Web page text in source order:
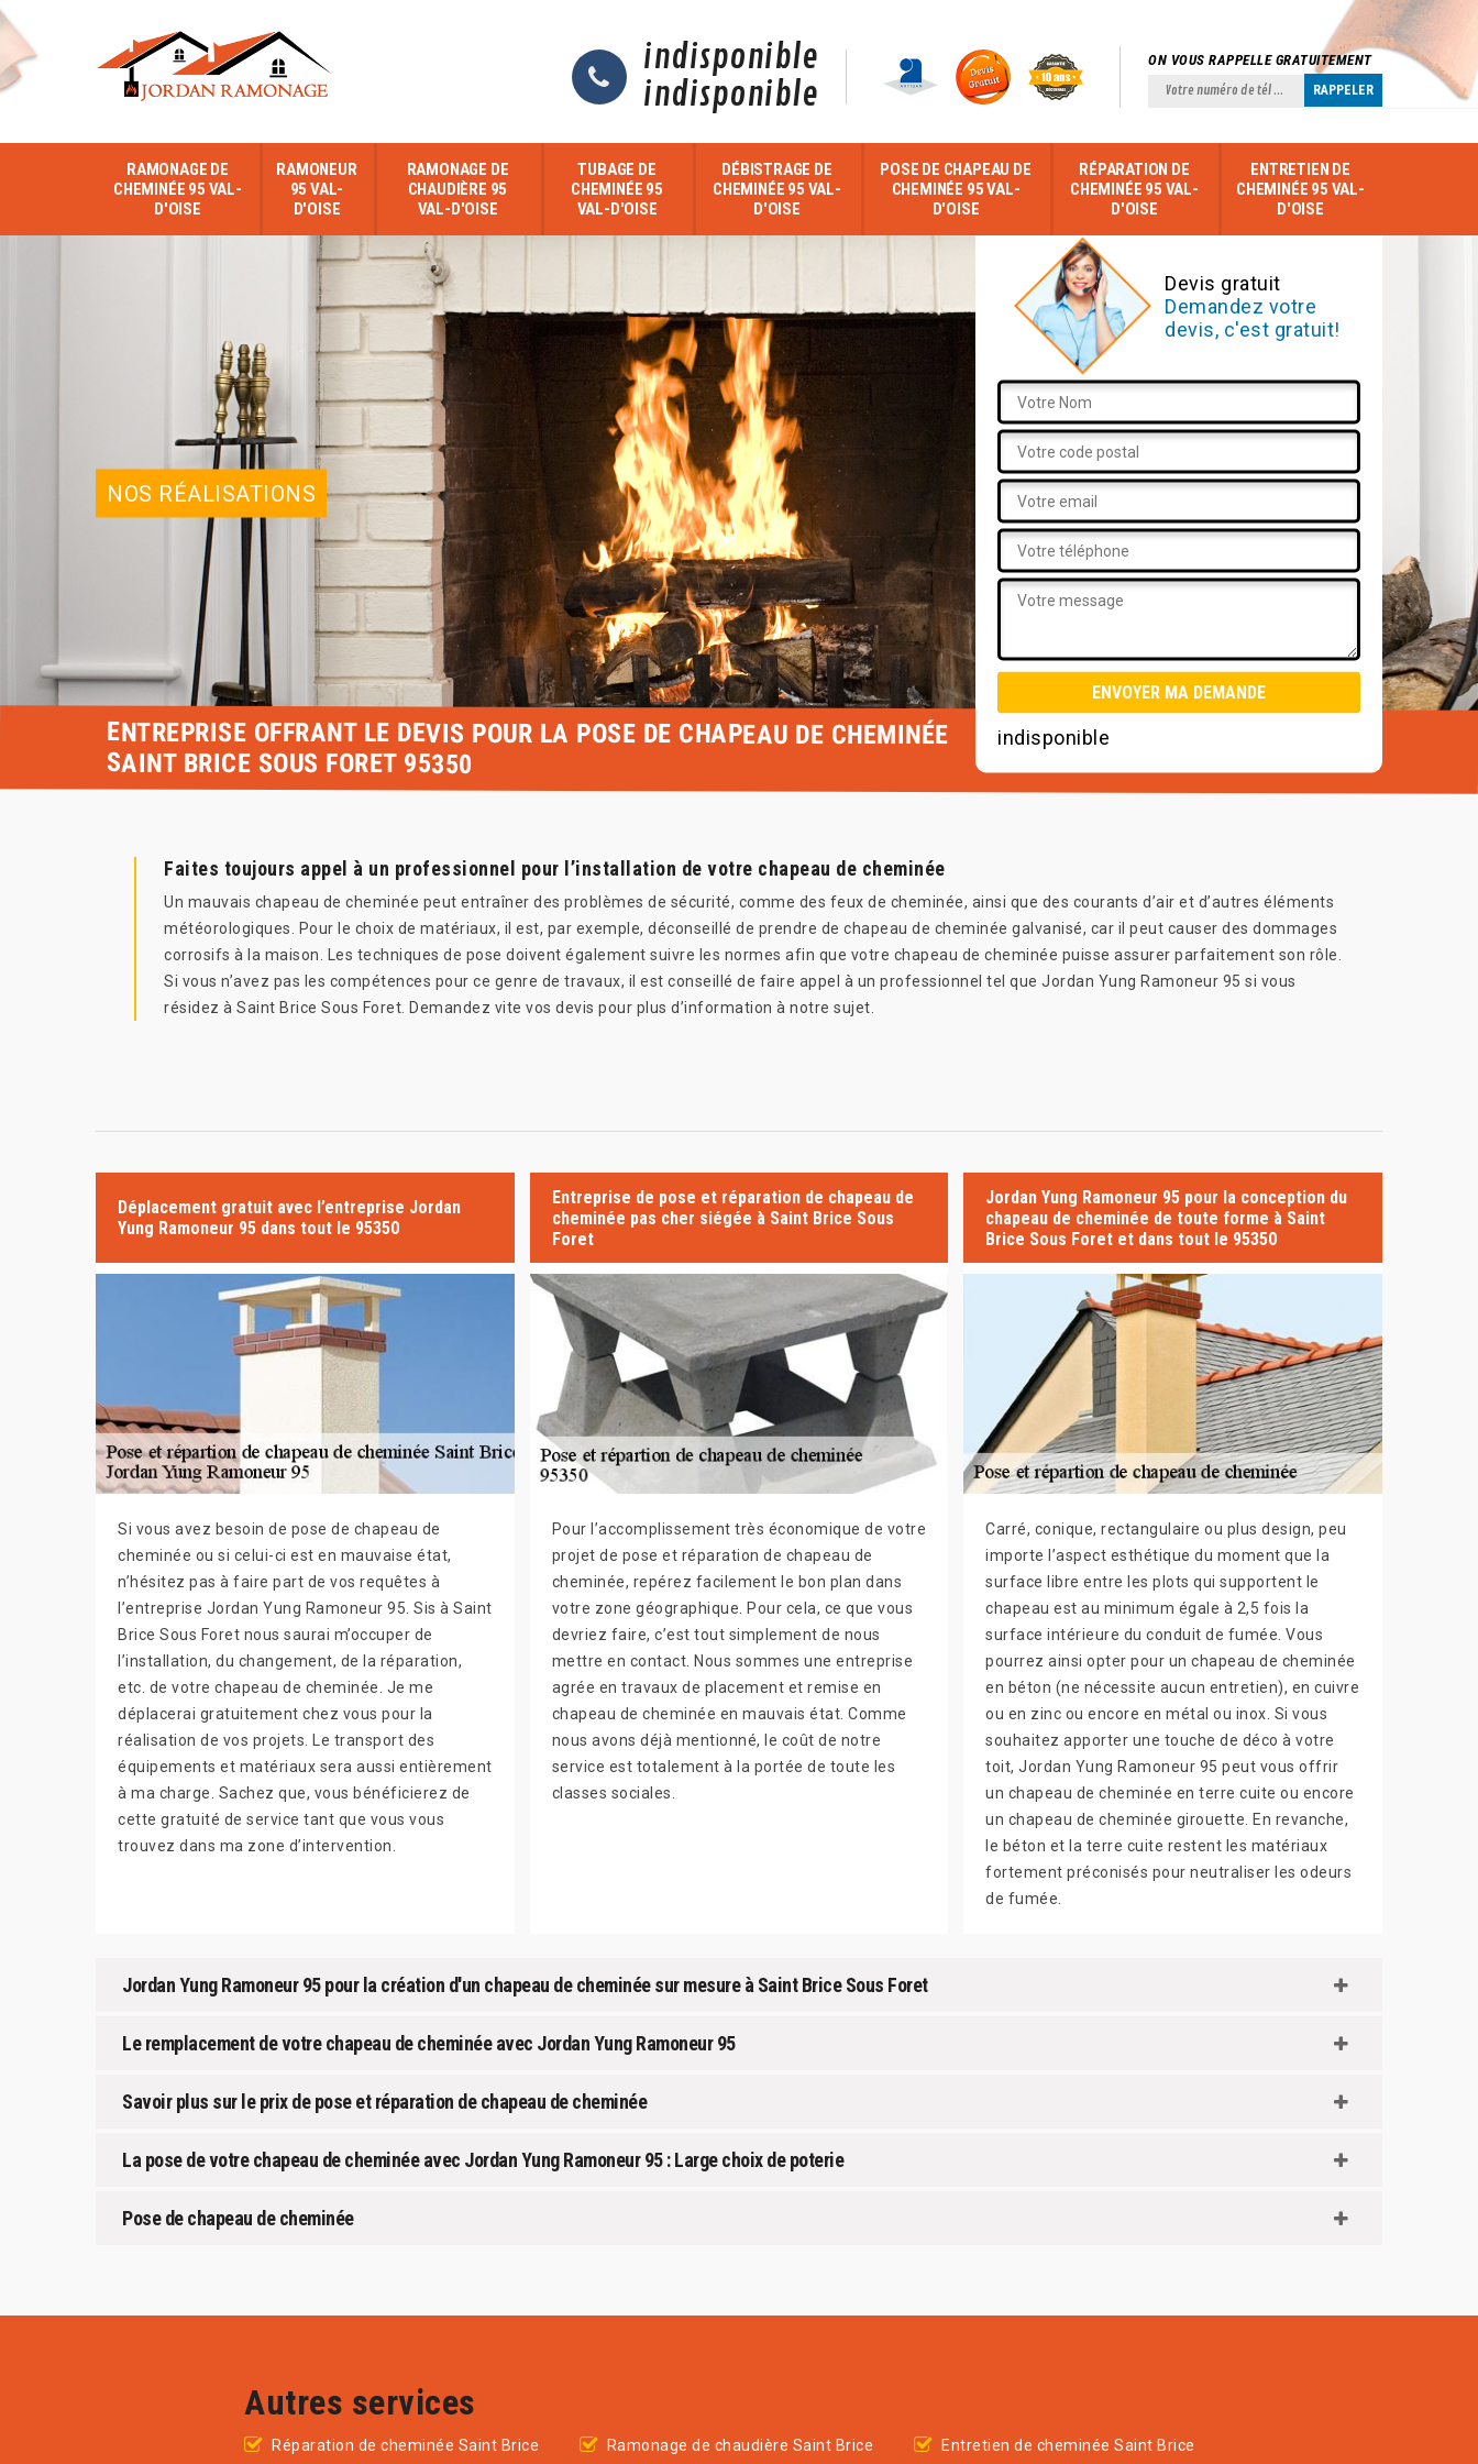
indisponible
indisponible
ON VOUS RAPPELLE GRATUITEMENT
RAMONAGE DE
CHEMINÉE 95 VAL-
D'OISE
RAMONEUR
95 VAL-
D'OISE
RAMONAGE DE
CHAUDIÈRE 95
VAL-D'OISE
TUBAGE DE
CHEMINÉE 95
VAL-D'OISE
DÉBISTRAGE DE
CHEMINÉE 95 VAL-
D'OISE
POSE DE CHAPEAU DE
CHEMINÉE 95 VAL-
D'OISE
RÉPARATION DE
CHEMINÉE 95 VAL-
D'OISE
ENTRETIEN DE
CHEMINÉE 95 VAL-
D'OISE
NOS RÉALISATIONS
Devis gratuit
Demandez votre
devis, c'est gratuit!
indisponible
ENTREPRISE OFFRANT LE DEVIS POUR LA POSE DE CHAPEAU DE CHEMINÉE
SAINT BRICE SOUS FORET 95350
Faites toujours appel à un professionnel pour l’installation de votre chapeau de cheminée
Un mauvais chapeau de cheminée peut entraîner des problèmes de sécurité, comme des feux de cheminée, ainsi que des courants d’air et d’autres éléments
météorologiques. Pour le choix de matériaux, il est, par exemple, déconseillé de prendre de chapeau de cheminée galvanisé, car il peut causer des dommages
corrosifs à la maison. Les techniques de pose doivent également suivre les normes afin que votre chapeau de cheminée puisse assurer parfaitement son rôle.
Si vous n’avez pas les compétences pour ce genre de travaux, il est conseillé de faire appel à un professionnel tel que Jordan Yung Ramoneur 95 si vous
résidez à Saint Brice Sous Foret. Demandez vite vos devis pour plus d’information à notre sujet.
Déplacement gratuit avec l’entreprise Jordan
Yung Ramoneur 95 dans tout le 95350
Si vous avez besoin de pose de chapeau de
cheminée ou si celui-ci est en mauvaise état,
n’hésitez pas à faire part de vos requêtes à
l’entreprise Jordan Yung Ramoneur 95. Sis à Saint
Brice Sous Foret nous saurai m’occuper de
l’installation, du changement, de la réparation,
etc. de votre chapeau de cheminée. Je me
déplacerai gratuitement chez vous pour la
réalisation de vos projets. Le transport des
équipements et matériaux sera aussi entièrement
à ma charge. Sachez que, vous bénéficierez de
cette gratuité de service tant que vous vous
trouvez dans ma zone d’intervention.
Entreprise de pose et réparation de chapeau de
cheminée pas cher siégée à Saint Brice Sous
Foret
Pour l’accomplissement très économique de votre
projet de pose et réparation de chapeau de
cheminée, repérez facilement le bon plan dans
votre zone géographique. Pour cela, ce que vous
devriez faire, c’est tout simplement de nous
mettre en contact. Nous sommes une entreprise
agrée en travaux de placement et remise en
chapeau de cheminée en mauvais état. Comme
nous avons déjà mentionné, le coût de notre
service est totalement à la portée de toute les
classes sociales.
Jordan Yung Ramoneur 95 pour la conception du
chapeau de cheminée de toute forme à Saint
Brice Sous Foret et dans tout le 95350
Carré, conique, rectangulaire ou plus design, peu
importe l’aspect esthétique du moment que la
surface libre entre les plots qui supportent le
chapeau est au minimum égale à 2,5 fois la
surface intérieure du conduit de fumée. Vous
pourrez ainsi opter pour un chapeau de cheminée
en béton (ne nécessite aucun entretien), en cuivre
ou en zinc ou encore en métal ou inox. Si vous
souhaitez apporter une touche de déco à votre
toit, Jordan Yung Ramoneur 95 peut vous offrir
un chapeau de cheminée en terre cuite ou encore
un chapeau de cheminée girouette. En revanche,
le béton et la terre cuite restent les matériaux
fortement préconisés pour neutraliser les odeurs
de fumée.
Jordan Yung Ramoneur 95 pour la création d'un chapeau de cheminée sur mesure à Saint Brice Sous Foret
Le remplacement de votre chapeau de cheminée avec Jordan Yung Ramoneur 95
Savoir plus sur le prix de pose et réparation de chapeau de cheminée
La pose de votre chapeau de cheminée avec Jordan Yung Ramoneur 95 : Large choix de poterie
Pose de chapeau de cheminée
Autres services
Réparation de cheminée Saint Brice
Ramonage de chaudière Saint Brice
Entretien de cheminée Saint Brice